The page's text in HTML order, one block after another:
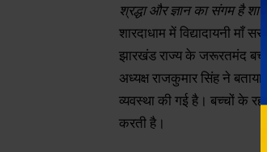
श्रद्धा और ज्ञान का संगम है
शारदाधाम में विद्यादायनी
झारखंड राज्य के जरूरतमंद
अध्यक्ष राजकुमार सिंह ने
व्यवस्था की गई है। बच्चों के
करती है।